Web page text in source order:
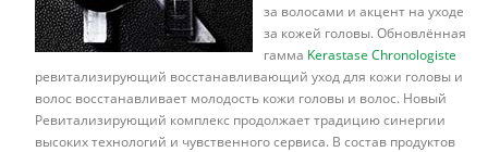
за волосами и акцент на уходе
за кожей головы. Обновлённая
гамма Kerastase Chronologiste
ревитализирующий восстанавливающий уход для кожи головы и
волос восстанавливает молодость кожи головы и волос. Новый
Ревитализирующий комплекс продолжает традицию синергии
высоких технологий и чувственного сервиса. В состав продуктов